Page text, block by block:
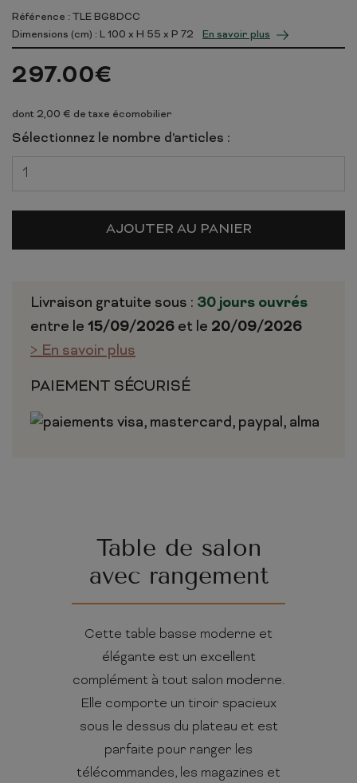
Référence : TLE BG8DCC
Dimensions (cm) : L100 x H 55 x P 72 En savoir plus
297.00€
dont 2,00 € de taxe écomobilier
Sélectionnez le nombre d'articles :
AJOUTER AU PANIER
Livraison gratuite sous : 30 jours ouvrés
entre le 15/09/2026 et le 20/09/2026
> En savoir plus
PAIEMENT SÉCURISÉ
Table de salon
avec rangement
Cette table basse moderne et
élégante est un excellent
complément à tout salon moderne.
Elle comporte un tiroir spacieux
sous le dessus du plateau et est
parfaite pour ranger les
télécommandes, les magazines et